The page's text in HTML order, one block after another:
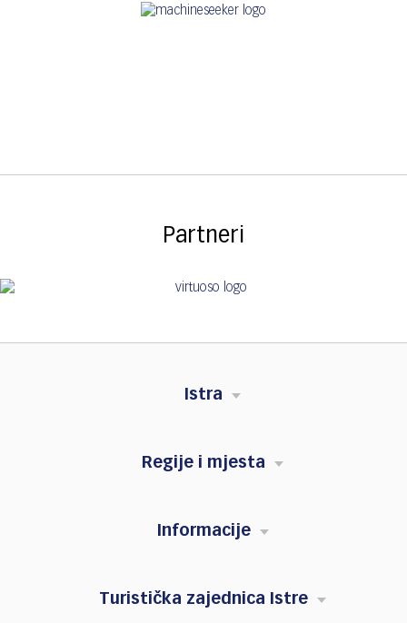
Partneri
Istra
Regije i mjesta
Informacije
Turistička zajednica Istre